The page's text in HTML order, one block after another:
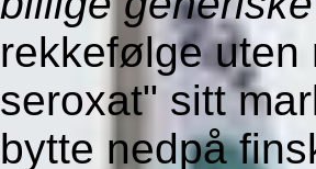
rekkefølge uten
seroxat" sitt
bytte nedpå